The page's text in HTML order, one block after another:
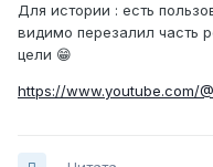
Для истории : есть
видимо перезалил часть
цели 😁
https://www.youtube.com/